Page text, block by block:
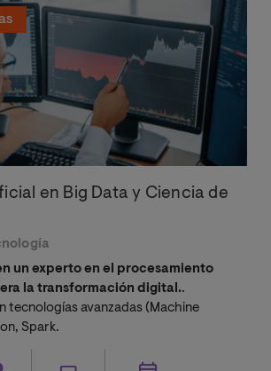
en Big Data y Ciencia de
un experto en el procesamiento
la transformación digital..
tecnologías avanzadas (Machine
Spark.